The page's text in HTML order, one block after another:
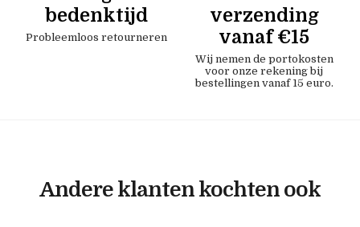
bedenktijd
Probleemloos retourneren
verzending
vanaf €15
Wij nemen de portokosten
voor onze rekening bij
bestellingen vanaf 15 euro.
Andere klanten kochten ook